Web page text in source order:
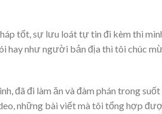
tốt, sự lưu loát tự tin đi kèm thì
hay như người bản địa thì tôi chúc
đã đi làm ăn và đàm phán trong
những bài viết mà tôi tổng hợp